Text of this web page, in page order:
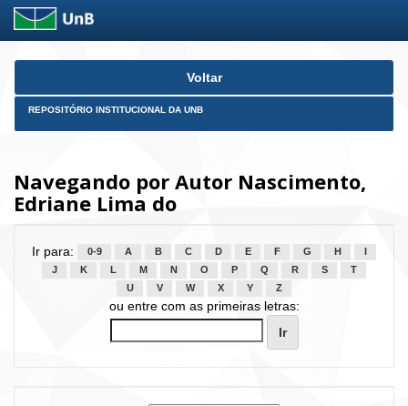
Skip
Voltar
REPOSITÓRIO INSTITUCIONAL DA UNB
Navegando por Autor Nascimento,
Edriane Lima do
Ir para: 0-9 A B C D E F G H
J
K L M N O P Q R S
T
U
V W X Y Z
ou entre com as primeiras letras: